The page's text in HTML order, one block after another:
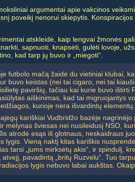
argumentai apie vakcinos
poveikį nenorui skiepytis.
atskleidė, kaip lengvai žmonės
sapnuoti, knapsėti, gulėti lovoje,
kad tarp jų buvo ir „miegoti“.
futbolo mačą žaidė du vietiniai klubai,
buvo keistas (nei tai cigaro, nei tai
paviršių, tačiau kai kurie buvo
aiškinimas, kad tai migruojantys
kurioje nėra išvardintų elementų.
kariškiai Vudbridžo bazėje
mėlynas šviesas nei nusileidusį NSO,
atrodė esąs iš glotnaus, neskaidraus
lygis. Vieną naktį kitas kariškis
tarsi „jums mirksėtų akis“, ir spindulį,
pavadintą „britų Ruzvelu“. Tuo
lygis nebuvo labai aukštas.